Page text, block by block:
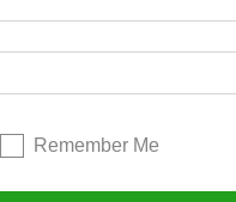
Remember Me